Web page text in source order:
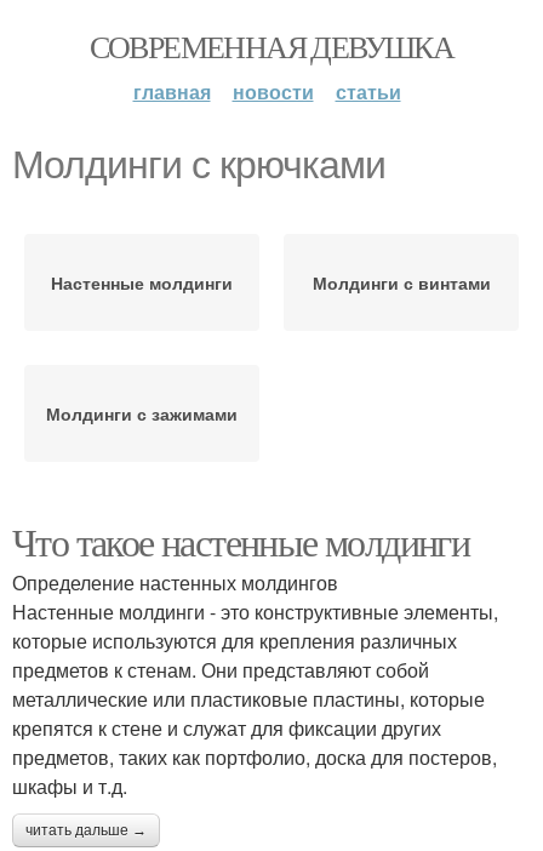
СОВРЕМЕННАЯ ДЕВУШКА
главная новости статьи
Молдинги с крючками
Настенные молдинги Молдинги с винтами
Молдинги с зажимами
Что такое настенные молдинги
Определение настенных молдингов
Настенные молдинги - это конструктивные элементы,
которые используются для крепления различных
предметов к стенам. Они представляют собой
металлические или пластиковые пластины, которые
крепятся к стене и служат для фиксации других
предметов, таких как портфолио, доска для постеров,
шкафы и т.д.
читать дальше →